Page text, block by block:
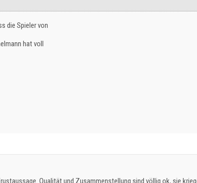
die Spieler von
hat voll
Qualität und Zusammenstellung sind völlig ok, sie